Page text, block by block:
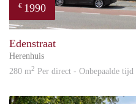
€ 1990
Edenstraat
Herenhuis
280 m2 Per direct - Onbepaalde tijd